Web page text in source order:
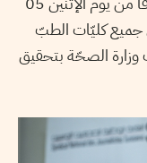
جميع كليّات الطبّ
وزارة الصحّة بتحقيق